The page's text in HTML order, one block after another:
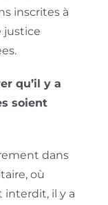
inscrites à
justice
qu’il y a
soient
dans
où
interdit, il y a